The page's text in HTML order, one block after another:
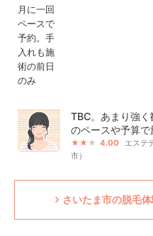
TBC。あまり強
のペースや予算で
4.00
エステ
市）
さいたま市の脱毛